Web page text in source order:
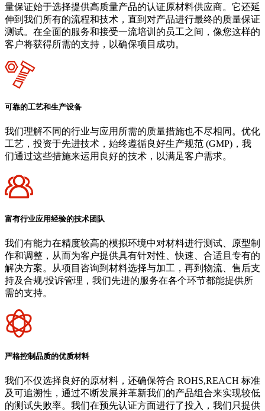
量保证始于选择提供高质量产品的认证原材料供应商。它还延
伸到我们所有的流程和技术，直到对产品进行最终的质量保证
测试。在全面的服务和接受一流培训的员工之间，像您这样的
客户将获得所需的支持，以确保项目成功。
可靠的工艺和生产设备
我们理解不同的行业与应用所需的质量措施也不尽相同。优化
工艺，投资于先进技术，始终遵循良好生产规范 (GMP)，我
们通过这些措施来运用良好的技术，以满足客户需求。
富有行业应用经验的技术团队
我们有能力在精度较高的模拟环境中对材料进行测试、原型制
作和调整，从而为客户提供具有针对性、快速、合适且专有的
解决方案。从项目咨询到材料选择与加工，再到物流、售后支
持及合规/投诉管理，我们先进的服务在各个环节都能提供所
需的支持。
严格控制品质的优质材料
我们不仅选择良好的原材料，还确保符合 ROHS,REACH 标准
及可追溯性，通过不断发展并革新我们的产品组合来实现较低
的测试失败率。我们在预先认证方面进行了投入，我们只提供